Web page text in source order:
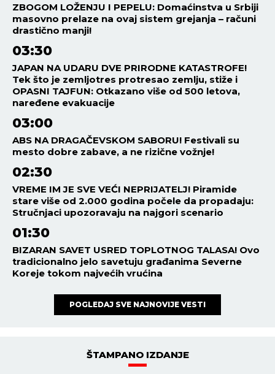
ZBOGOM LOŽENJU I PEPELU: Domaćinstva u Srbiji
masovno prelaze na ovaj sistem grejanja – računi
drastično manji!
03:30
JAPAN NA UDARU DVE PRIRODNE KATASTROFE!
Tek što je zemljotres protresao zemlju, stiže i
OPASNI TAJFUN: Otkazano više od 500 letova,
naređene evakuacije
03:00
ABS NA DRAGAČEVSKOM SABORU! Festivali su
mesto dobre zabave, a ne rizične vožnje!
02:30
VREME IM JE SVE VEĆI NEPRIJATELJ! Piramide
stare više od 2.000 godina počele da propadaju:
Stručnjaci upozoravaju na najgori scenario
01:30
BIZARAN SAVET USRED TOPLOTNOG TALASA! Ovo
tradicionalno jelo savetuju građanima Severne
Koreje tokom najvećih vrućina
POGLEDAJ SVE NAJNOVIJE VESTI
ŠTAMPANO IZDANJE